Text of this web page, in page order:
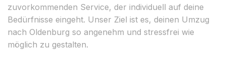
zuvorkommenden Service, der individuell auf deine
Bedürfnisse eingeht. Unser Ziel ist es, deinen Umzug
nach Oldenburg so angenehm und stressfrei wie
möglich zu gestalten.